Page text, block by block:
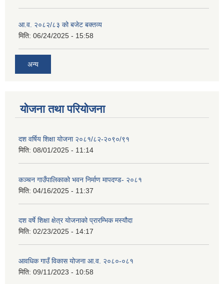
आ.व. २०८२/८३ को बजेट बक्तव्य
मिति: 06/24/2025 - 15:58
अन्य
योजना तथा परियोजना
दश वर्षिय शिक्षा योजना २०८१/८२-२०९०/९१
मिति: 08/01/2025 - 11:14
कञ्‍चन गाउँपालिकाको भवन निर्माण मापदण्ड- २०८१
मिति: 04/16/2025 - 11:37
दश वर्षे शिक्षा क्षेत्र योजनाको प्रारम्भिक मस्यौदा
मिति: 02/23/2025 - 14:17
आवधिक गाउँ विकास योजना आ.व. २०८०-०८१
मिति: 09/11/2023 - 10:58